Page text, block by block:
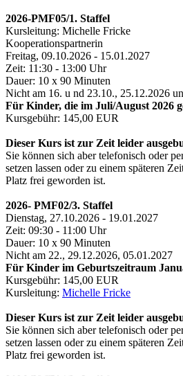
2026-PMF05/1. Staffel
Kursleitung: Michelle Fricke
Kooperationspartnerin
Freitag, 09.10.2026 - 15.01.2027
Zeit: 11:30 - 13:00 Uhr
Dauer: 10 x 90 Minuten
Nicht am 16. u nd 23.10., 25.12.2026
Für Kinder, die im Juli/August 2026
Kursgebühr: 145,00 EUR
Dieser Kurs ist zur Zeit leider
Sie können sich aber telefonisch oder
setzen lassen oder zu einem späteren
Platz frei geworden ist.
2026- PMF02/3. Staffel
Dienstag, 27.10.2026 - 19.01.2027
Zeit: 09:30 - 11:00 Uhr
Dauer: 10 x 90 Minuten
Nicht am 22., 29.12.2026, 05.01.2027
Für Kinder im Geburtszeitraum
Kursgebühr: 145,00 EUR
Kursleitung: Michelle Fricke
Dieser Kurs ist zur Zeit leider
Sie können sich aber telefonisch oder
setzen lassen oder zu einem späteren
Platz frei geworden ist.